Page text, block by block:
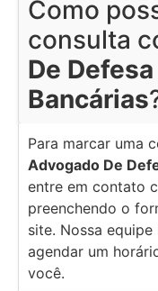
Como
consulta
De
Bancárias
Para marcar uma
Advogado De
entre em contato
preenchendo o
site. Nossa
agendar um
você.